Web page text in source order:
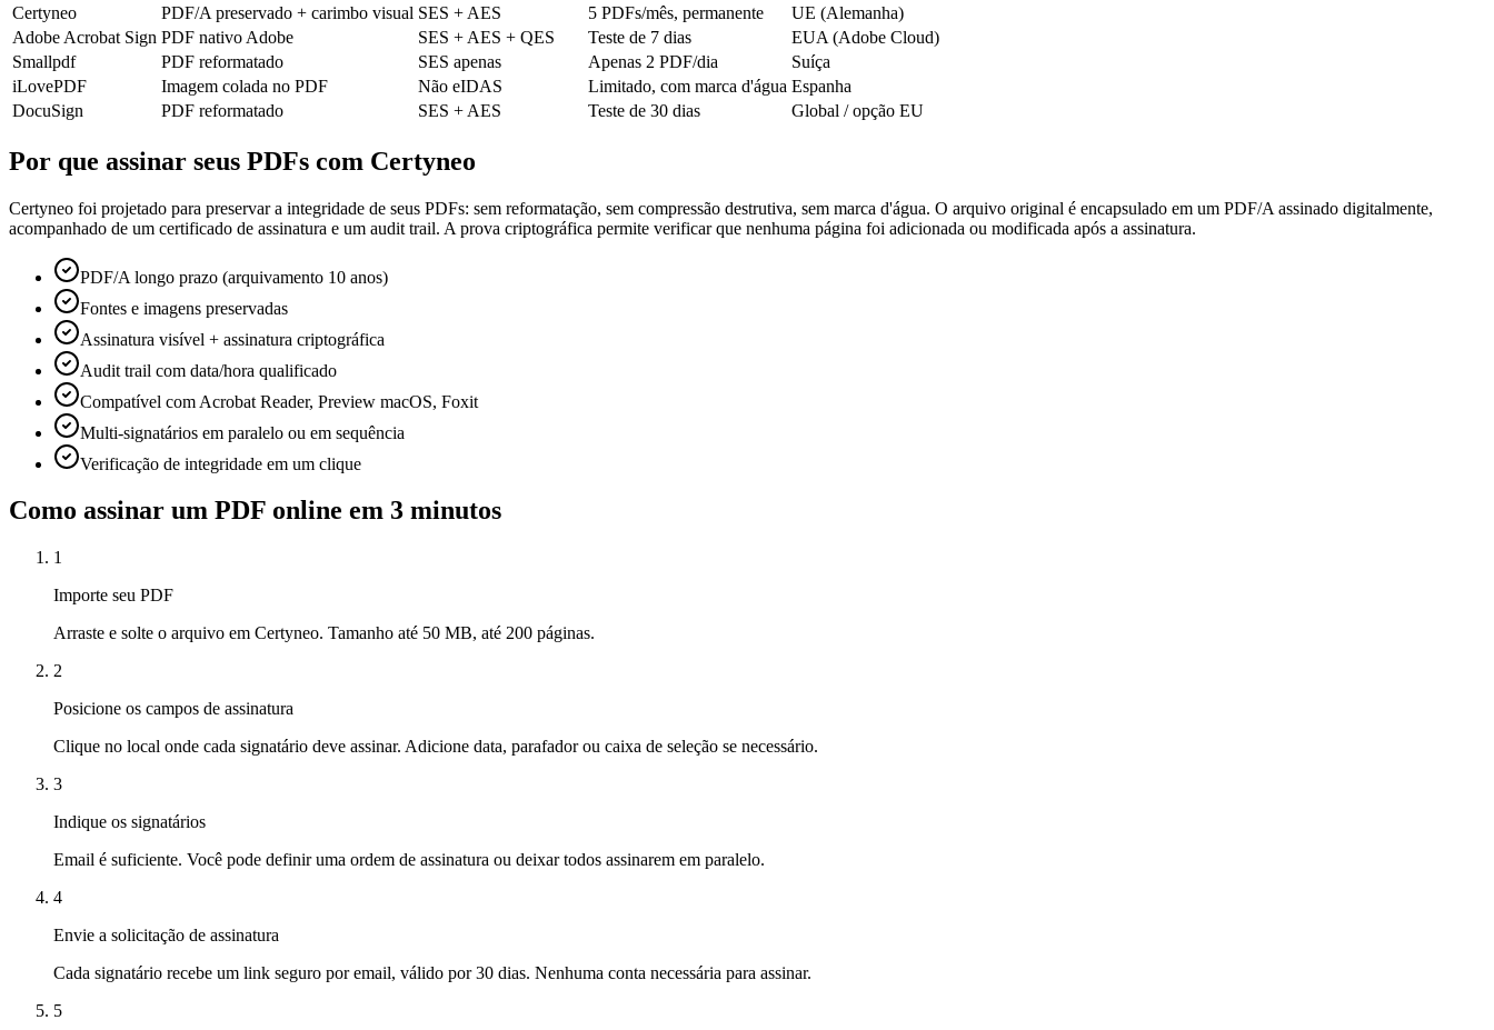
Certyneo
PDF/A preservado + carimbo visual SES + AES 5 PDFs/mês, permanente
UE (Alemanha)
Adobe Acrobat Sign PDF nativo Adobe SES + AES + QES Teste de 7 dias
EUA (Adobe Cloud)
Smallpdf
PDF reformatado SES apenas Apenas 2 PDF/dia
Suíça
iLovePDF
Imagem colada no PDF Não eIDAS Limitado, com marca d'água Espanha
DocuSign
PDF reformatado SES + AES Teste de 30 dias Global / opção EU
Por que assinar seus PDFs com Certyneo
Certyneo foi projetado para preservar a integridade de seus PDFs: sem reformatação, sem compressão destrutiva, sem marca d'água. O arquivo original é encapsulado em um PDF/A assinado digitalmente,
acompanhado de um certificado de assinatura e um audit trail. A prova criptográfica permite verificar que nenhuma página foi adicionada ou modificada após a assinatura.
PDF/A longo prazo (arquivamento 10 anos)
Fontes e imagens preservadas
Assinatura visível + assinatura criptográfica
Audit trail com data/hora qualificado
Compatível com Acrobat Reader, Preview macOS, Foxit
Multi-signatários em paralelo ou em sequência
Verificação de integridade em um clique
Como assinar um PDF online em 3 minutos
1
Importe seu PDF
Arraste e solte o arquivo em Certyneo. Tamanho até 50 MB, até 200 páginas.
2
Posicione os campos de assinatura
Clique no local onde cada signatário deve assinar. Adicione data, parafador ou caixa de seleção se necessário.
3
Indique os signatários
Email é suficiente. Você pode definir uma ordem de assinatura ou deixar todos assinarem em paralelo.
4
Envie a solicitação de assinatura
Cada signatário recebe um link seguro por email, válido por 30 dias. Nenhuma conta necessária para assinar.
5